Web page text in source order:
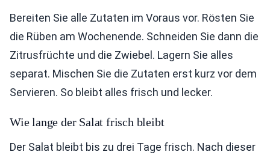
Bereiten Sie alle Zutaten im Voraus vor. Rösten Sie
die Rüben am Wochenende. Schneiden Sie dann die
Zitrusfrüchte und die Zwiebel. Lagern Sie alles
separat. Mischen Sie die Zutaten erst kurz vor dem
Servieren. So bleibt alles frisch und lecker.
Wie lange der Salat frisch bleibt
Der Salat bleibt bis zu drei Tage frisch. Nach dieser